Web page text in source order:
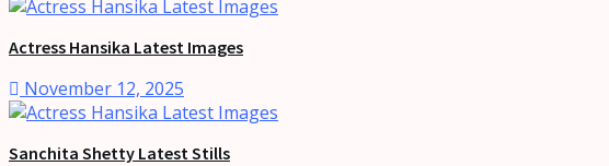
Actress Hansika Latest Images
November 12, 2025
Sanchita Shetty Latest Stills